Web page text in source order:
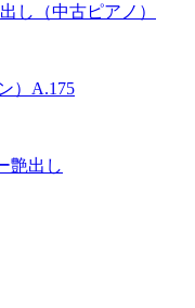
し（中古ピアノ）
）A.175
艶出し